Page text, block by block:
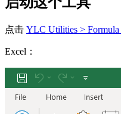
点击 YLC Utilities >
Excel：